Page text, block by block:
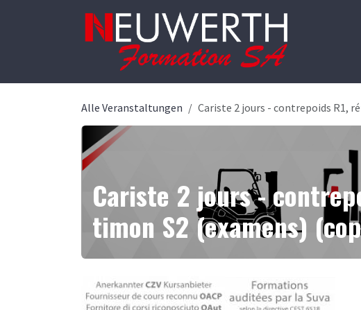
Alle Veranstaltungen Cariste 2 jours - contrepoids R1,
Cariste 2 jours -
timon S2 (examens)